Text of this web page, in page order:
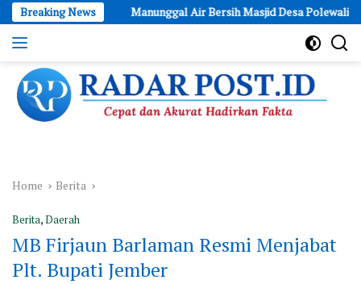
Skip
to
content
Breaking News
Manunggal Air Bersih Masjid Desa Polewali Rampung,
dan
Akurat
Hadirkan
Fakta
Home Berita
Berita,Daerah
MB Firjaun Barlaman Resmi Menjabat
Plt. Bupati Jember